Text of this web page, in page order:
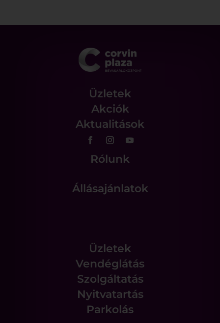
Üzletek
Akciók
Aktualitások
Rólunk
Állásajánlatok
Üzletek
Vendéglátás
Szolgáltatás
Nyitvatartás
Parkolás